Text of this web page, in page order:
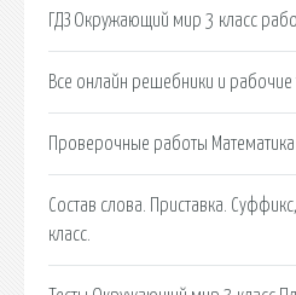
ГДЗ Окружающий мир 3 класс
Все онлайн решебники и рабочие
Проверочные работы
Состав слова. Приставка.
класс.